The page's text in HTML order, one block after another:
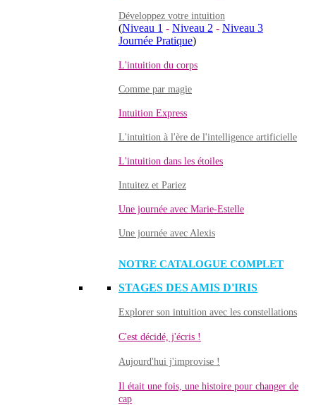
Développez votre intuition
(Niveau 1 - Niveau 2 - Niveau 3
Journée Pratique)
L'intuition du corps
Comme par magie
Intuition Express
L'intuition à l'ère de l'intelligence artificielle
L'intuition dans les étoiles
Intuitez et Pariez
Une journée avec Marie-Estelle
Une journée avec Alexis
NOTRE CATALOGUE COMPLET
STAGES DES AMIS D'IRIS
Explorer son intuition avec les constellations
C'est décidé, j'écris !
Aujourd'hui j'improvise !
Il était une fois, une histoire pour changer de
cap